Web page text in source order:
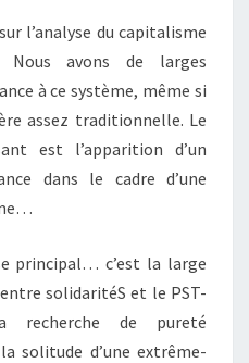
l’analyse du capitalisme
Nous avons de larges
à ce système, même si
assez traditionnelle. Le
est l’apparition d’un
dans le cadre d’une
principal… c’est la large
solidaritéS et le PST-
recherche de pureté
solitude d’une extrême-